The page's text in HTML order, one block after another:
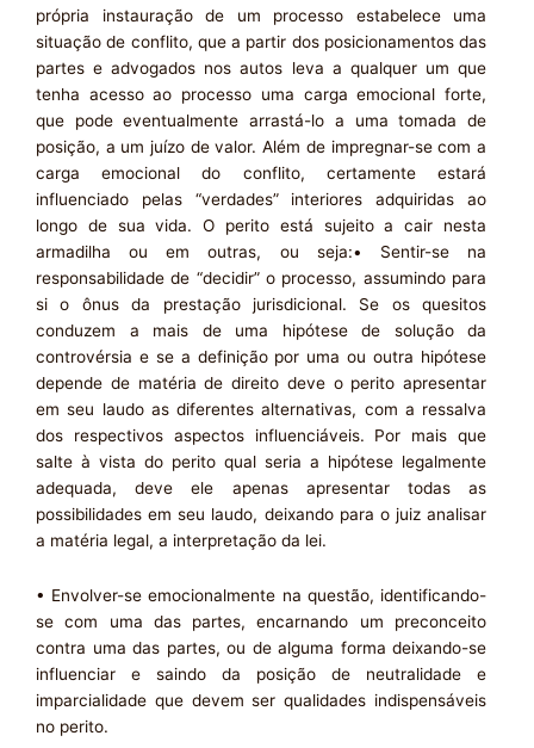
própria instauração de um processo estabelece uma
situação de conflito, que a partir dos posicionamentos das
partes e advogados nos autos leva a qualquer um que
tenha acesso ao processo uma carga emocional forte,
que pode eventualmente arrastá-lo a uma tomada de
posição, a um juízo de valor. Além de impregnar-se com a
carga emocional do conflito, certamente estará
influenciado pelas “verdades” interiores adquiridas ao
longo de sua vida. O perito está sujeito a cair nesta
armadilha ou em outras, ou seja:• Sentir-se na
responsabilidade de “decidir” o processo, assumindo para
si o ônus da prestação jurisdicional. Se os quesitos
conduzem a mais de uma hipótese de solução da
controvérsia e se a definição por uma ou outra hipótese
depende de matéria de direito deve o perito apresentar
em seu laudo as diferentes alternativas, com a ressalva
dos respectivos aspectos influenciáveis. Por mais que
salte à vista do perito qual seria a hipótese legalmente
adequada, deve ele apenas apresentar todas as
possibilidades em seu laudo, deixando para o juiz analisar
a matéria legal, a interpretação da lei.
• Envolver-se emocionalmente na questão, identificando-
se com uma das partes, encarnando um preconceito
contra uma das partes, ou de alguma forma deixando-se
influenciar e saindo da posição de neutralidade e
imparcialidade que devem ser qualidades indispensáveis
no perito.